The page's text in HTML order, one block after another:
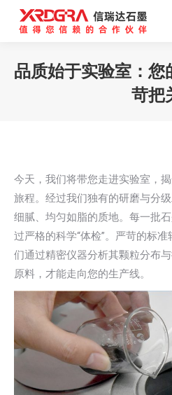
品质始于实验室：您
苛把
今天，我们将带您走进实验室，
旅程。经过我们独有的研磨与分
细腻、均匀如脂的质地。每一批
过严格的科学“体检”。严苛的标
们通过精密仪器分析其颗粒分布
原料，才能走向您的生产线。